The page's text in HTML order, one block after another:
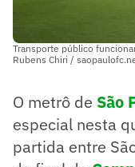
Transporte público
Rubens Chiri /
O metrô de São
especial nesta
partida entre